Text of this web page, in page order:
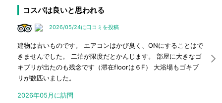
コスパは良いと思われる
2026/05/24に口コミを投稿
建物は古いものです。 エアコンはかび臭く、ONにすることはで
きませんでした。 二泊が限度だとかんじます。 部屋に大きなゴ
キブリが出たのも残念です（滞在floorは６F） 大浴場もゴキブ
リが数匹いました。
2026年05月に訪問